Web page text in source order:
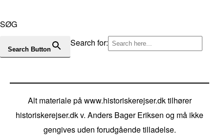
SØG
Search for:
Search Button
Alt materiale på www.historiskerejser.dk tilhører
historiskerejser.dk v. Anders Bager Eriksen og må ikke
gengives uden forudgående tilladelse.